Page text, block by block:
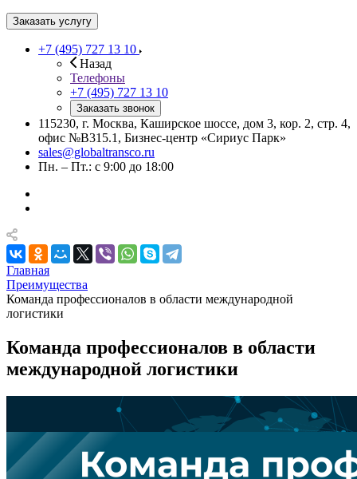
Заказать услугу
+7 (495) 727 13 10
Назад
Телефоны
+7 (495) 727 13 10
Заказать звонок
115230, г. Москва, Каширское шоссе, дом 3, кор. 2, стр. 4,
офис №В315.1, Бизнес-центр «Сириус Парк»
sales@globaltransco.ru
Пн. – Пт.: с 9:00 до 18:00
Главная
Преимущества
Команда профессионалов в области международной
логистики
Команда профессионалов в области
международной логистики